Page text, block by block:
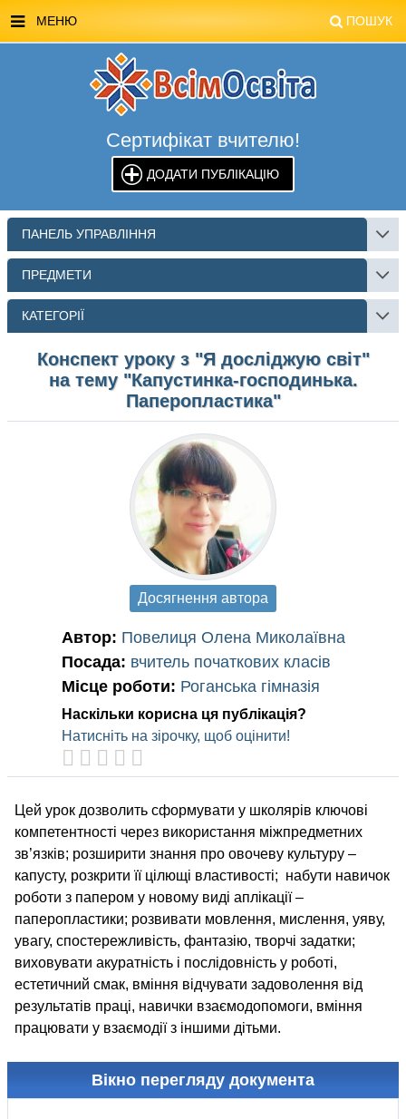
МЕНЮ ПОШУК
МАГАЗИН ВСІМОСВІТА
СТЕНДИ ВСІМОСВІТА
РЕКЛАМА НА САЙТІ
КОНТАКТИ
ПОШУК
Сертифікат вчителю!
ДОДАТИ ПУБЛІКАЦІЮ
ПАНЕЛЬ УПРАВЛІННЯ
ПРЕДМЕТИ
КАТЕГОРІЇ
Конспект уроку з "Я досліджую світ"
на тему "Капустинка-господинька.
Паперопластика"
Автор: Повелиця Олена Миколаївна
Посада: вчитель початкових класів
Місце роботи: Роганська гімназія
Наскільки корисна ця публікація?
Натисніть на зірочку, щоб оцінити!
Досягнення автора
Цей урок дозволить сформувати у школярів ключові
компетентності через використання міжпредметних
зв’язків; розширити знання про овочеву культуру –
капусту, розкрити її цілющі властивості; набути навичок
роботи з папером у новому виді аплікації –
паперопластики; розвивати мовлення, мислення, уяву,
увагу, спостережливість, фантазію, творчі задатки;
виховувати акуратність і послідовність у роботі,
естетичний смак, вміння відчувати задоволення від
результатів праці, навички взаємодопомоги, вміння
працювати у взаємодії з іншими дітьми.
Вікно перегляду документа